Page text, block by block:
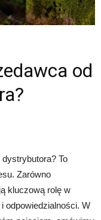
od
To
Zarówno
kluczową rolę w
odpowiedzialności. W